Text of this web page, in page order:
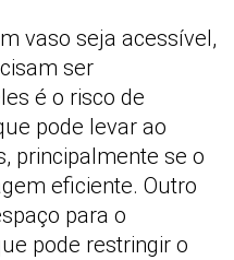
vaso seja acessível,
ser
é o risco de
pode levar ao
principalmente se o
eficiente. Outro
para o
pode restringir o